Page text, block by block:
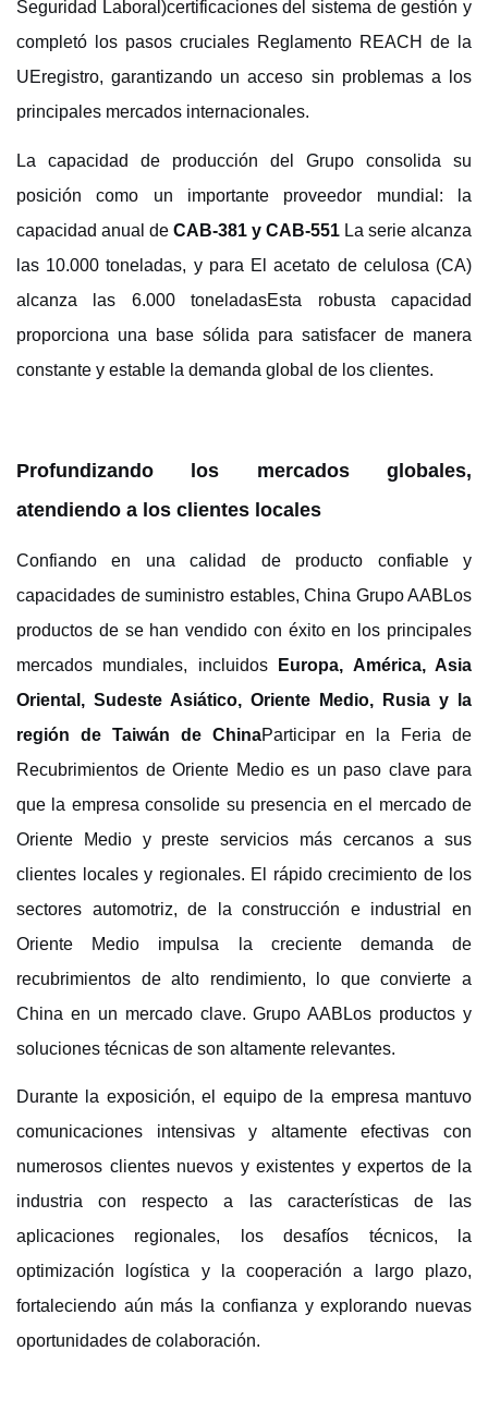
Seguridad Laboral)certificaciones del sistema de gestión y
completó los pasos cruciales Reglamento REACH de la
UEregistro, garantizando un acceso sin problemas a los
principales mercados internacionales.
La capacidad de producción del Grupo consolida su
posición como un importante proveedor mundial: la
capacidad anual de CAB-381 y CAB-551 La serie alcanza
las 10.000 toneladas, y para El acetato de celulosa (CA)
alcanza las 6.000 toneladasEsta robusta capacidad
proporciona una base sólida para satisfacer de manera
constante y estable la demanda global de los clientes.
Profundizando los mercados globales,
atendiendo a los clientes locales
Confiando en una calidad de producto confiable y
capacidades de suministro estables, China Grupo AAB Los
productos de se han vendido con éxito en los principales
mercados mundiales, incluidos
Europa, América, Asia
Oriental, Sudeste Asiático, Oriente Medio, Rusia y la
región de Taiwán de ChinaParticipar en la Feria de
Recubrimientos de Oriente Medio es un paso clave para
que la empresa consolide su presencia en el mercado de
Oriente Medio y preste servicios más cercanos a sus
clientes locales y regionales. El rápido crecimiento de los
sectores automotriz, de la construcción e industrial en
Oriente Medio impulsa la creciente demanda de
recubrimientos de alto rendimiento, lo que convierte a
China en un mercado clave.Grupo AAB Los productos y
soluciones técnicas de son altamente relevantes.
Durante la exposición, el equipo de la empresa mantuvo
comunicaciones intensivas y altamente efectivas con
numerosos clientes nuevos y existentes y expertos de la
industria con respecto a las características de las
aplicaciones regionales, los desafíos técnicos, la
optimización logística y la cooperación a largo plazo,
fortaleciendo aún más la confianza y explorando nuevas
oportunidades de colaboración.